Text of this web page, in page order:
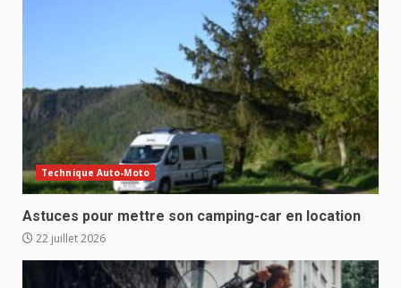
Technique Auto-Moto
Astuces pour mettre son camping-car en location
22 juillet 2026